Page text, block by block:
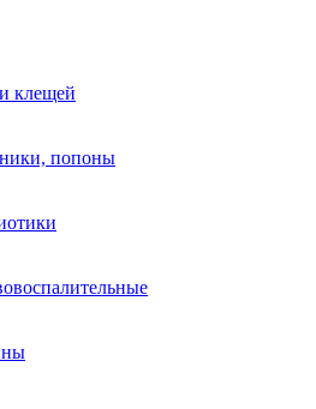
клещей
попоны